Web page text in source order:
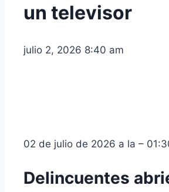
un televisor
julio 2, 2026 8:40 am
02 de julio de 2026 a la –
Delincuentes